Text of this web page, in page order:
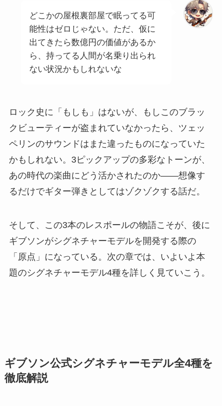
どこかの屋根裏部屋で眠ってる可
能性はゼロじゃない。ただ、仮に
出てきたら数億円の価値があるか
ら、持ってる人間が名乗り出られ
ない状況かもしれないな
ロック史に「もしも」はないが、もしこのブラッ
クビューティーが盗まれていなかったら、ツェッ
ペリンのサウンドはまた違ったものになっていた
かもしれない。3ピックアップの多彩なトーンが、
あの時代の楽曲にどう活かされたのか――想像す
るだけでギター弾きとしてはゾクゾクする話だ。
そして、この3本のレスポールの物語こそが、後に
ギブソンがシグネチャーモデルを開発する際の
「原点」になっている。次の章では、いよいよ本
題のシグネチャーモデル4種を詳しく見ていこう。
ギブソン公式シグネチャーモデル全4種を
徹底解説